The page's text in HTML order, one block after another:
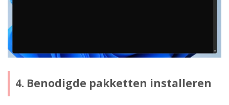
4. Benodigde pakketten installeren